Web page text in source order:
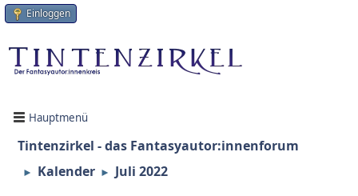
Einloggen
Hauptmenü
Tintenzirkel - das Fantasyautor:innenforum
► Kalender ► Juli 2022